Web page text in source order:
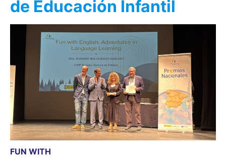
de Educación Infantil
FUN WITH